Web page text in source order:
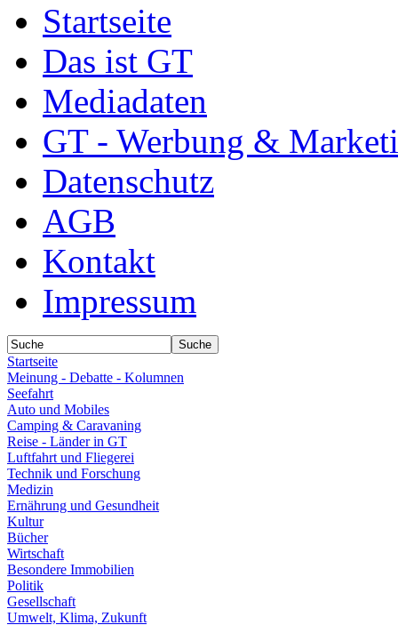
Startseite
Das ist GT
Mediadaten
GT - Werbung &
Datenschutz
AGB
Kontakt
Impressum
Startseite
Meinung - Debatte - Kolumnen
Seefahrt
Auto und Mobiles
Camping & Caravaning
Reise - Länder in GT
Luftfahrt und Fliegerei
Technik und Forschung
Medizin
Ernährung und Gesundheit
Kultur
Bücher
Wirtschaft
Besondere Immobilien
Politik
Gesellschaft
Umwelt, Klima, Zukunft